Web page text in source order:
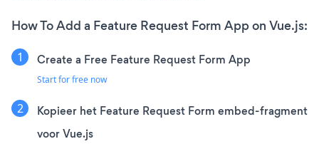
How To Add a Feature Request Form App on Vue.js:
Create a Free Feature Request Form App
Start for free now
Kopieer het Feature Request Form embed-fragment
voor Vue.js